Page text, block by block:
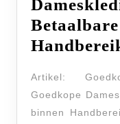
Artikel:
Goedkope
binnen